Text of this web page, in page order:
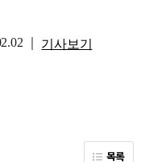
｜ 기사보기
목록